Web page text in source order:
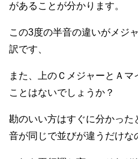
があることが分かります。
この3度の半音の違いがメジ
訳です、
また、上のＣメジャーとＡ
ことはないでしょうか？
勘のいい方はすぐに分かった
音が同じで並びが違うだけな